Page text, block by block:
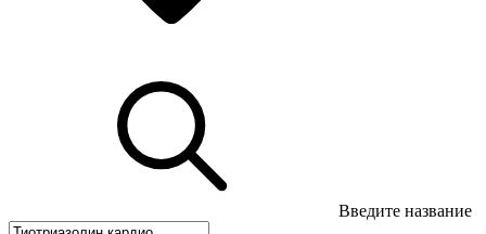
Введите название